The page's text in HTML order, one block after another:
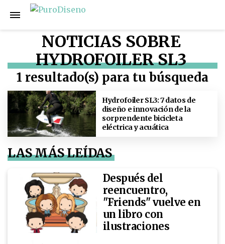
NOTICIAS SOBRE
HYDROFOILER SL3
1 resultado(s) para tu búsqueda
Hydrofoiler SL3: 7 datos de
diseño e innovación de la
sorprendente bicicleta
eléctrica y acuática
LAS MÁS LEÍDAS
Después del
reencuentro,
"Friends" vuelve en
un libro con
ilustraciones